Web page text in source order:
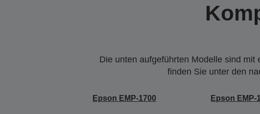
Die unten aufgeführten Modelle sind
finden Sie unter den
Epson EMP-1700 Epson EMP-